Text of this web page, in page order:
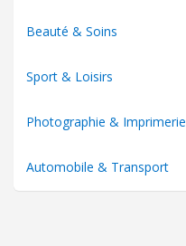
Beauté & Soins
Sport & Loisirs
Photographie & Imprimerie
Automobile & Transport